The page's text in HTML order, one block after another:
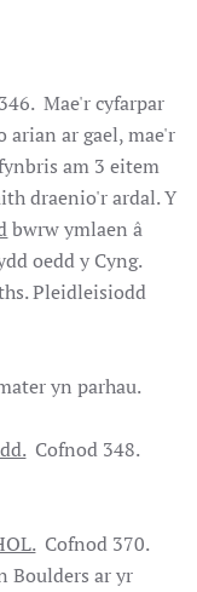
Mae'r cyfarpar
arian ar gael, mae'r
am 3 eitem
draenio'r ardal. Y
bwrw ymlaen â
oedd y Cyng.
Pleidleisiodd
yn parhau.
Cofnod 348.
Cofnod 370.
Boulders ar yr